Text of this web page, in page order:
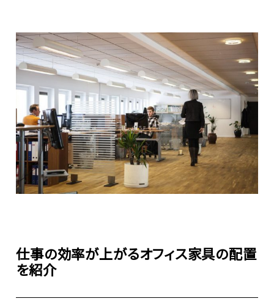
仕事の効率が上がるオフィス家具の配置
を紹介